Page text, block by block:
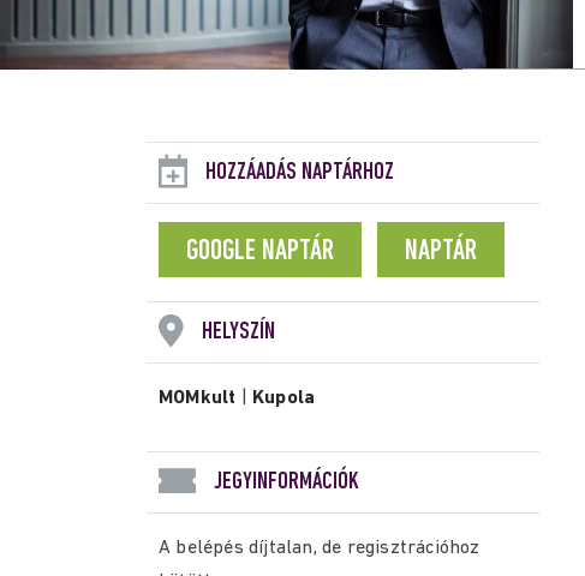
HOZZÁADÁS NAPTÁRHOZ
GOOGLE NAPTÁR NAPTÁR
HELYSZÍN
MOMkult Kupola
JEGYINFORMÁCIÓK
A belépés díjtalan, de regisztrációhoz